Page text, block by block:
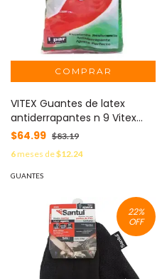
VITEX Guantes de latex
antiderrapantes n 9 Vitex
color rojo MOD: GUA0014GV
$64.99 $83.19
6meses de$12.24
GUANTES
22%
OFF